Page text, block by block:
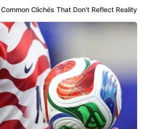
de Medicina Legal con 38 unidades